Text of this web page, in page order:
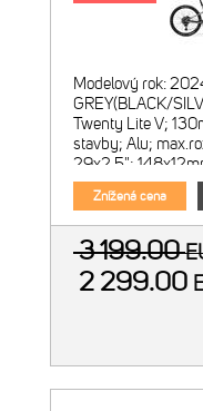
Modelový rok:
GREY(BLACK/
Twenty Lite V;
stavby; Alu;
29x2.5";
Shox Pike Select;
130mm;
Znížená cena
3 199.00
2 299.00